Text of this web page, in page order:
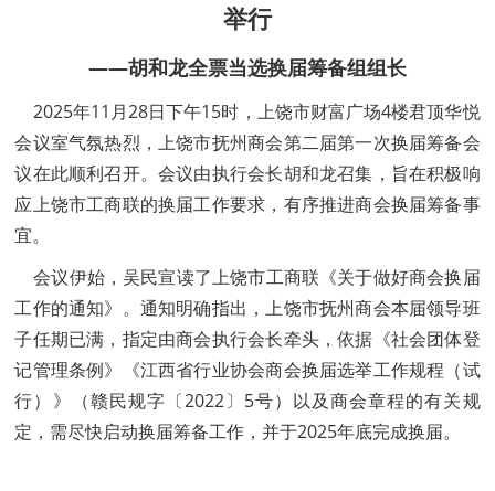
举行
——胡和龙全票当选换届筹备组组长
2025年11月28日下午15时，上饶市财富广场4楼君顶华悦
会议室气氛热烈，上饶市抚州商会第二届第一次换届筹备会
议在此顺利召开。会议由执行会长胡和龙召集，旨在积极响
应上饶市工商联的换届工作要求，有序推进商会换届筹备事
宜。
会议伊始，吴民宣读了上饶市工商联《关于做好商会换届
工作的通知》。通知明确指出，上饶市抚州商会本届领导班
子任期已满，指定由商会执行会长牵头，依据《社会团体登
记管理条例》《江西省行业协会商会换届选举工作规程（试
行）》（赣民规字〔2022〕5号）以及商会章程的有关规
定，需尽快启动换届筹备工作，并于2025年底完成换届。